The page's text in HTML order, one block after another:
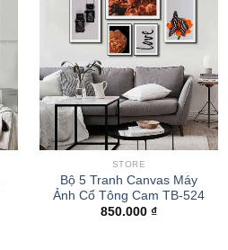
STORE
Bộ 5 Tranh Canvas Máy
Ảnh Cổ Tông Cam TB-524
850.000 ₫